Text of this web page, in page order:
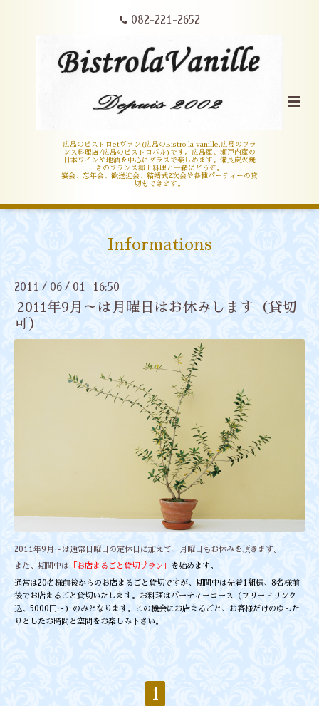
082-221-2652
広島のビストロetヴァン(広島のBistro la vanille,広島のフラ
ンス料理店/広島のビストロバル)です。広島産、瀬戸内産の
日本ワインや地酒を中心にグラスで楽しめます。備長炭火焼
きのフランス郷土料理と一緒にどうぞ。
宴会、忘年会、歓送迎会、結婚式2次会や各種パーティーの貸
切もできます。
Informations
2011 / 06 / 01 16:50
2011年9月～は月曜日はお休みします（貸切
可）
2011年9月～は通常日曜日の定休日に加えて、月曜日もお休みを頂きます。
また、期間中は 「お店まるごと貸切プラン」 を始めます。
通常は20名様前後からのお店まるごと貸切ですが、期間中は先着1組様、8名様前
後でお店まるごと貸切いたします。お料理はパーティーコース（フリードリンク
込、5000円～）のみとなります。この機会にお店まるごと、お客様だけのゆった
りとしたお時間と空間をお楽しみ下さい。
1